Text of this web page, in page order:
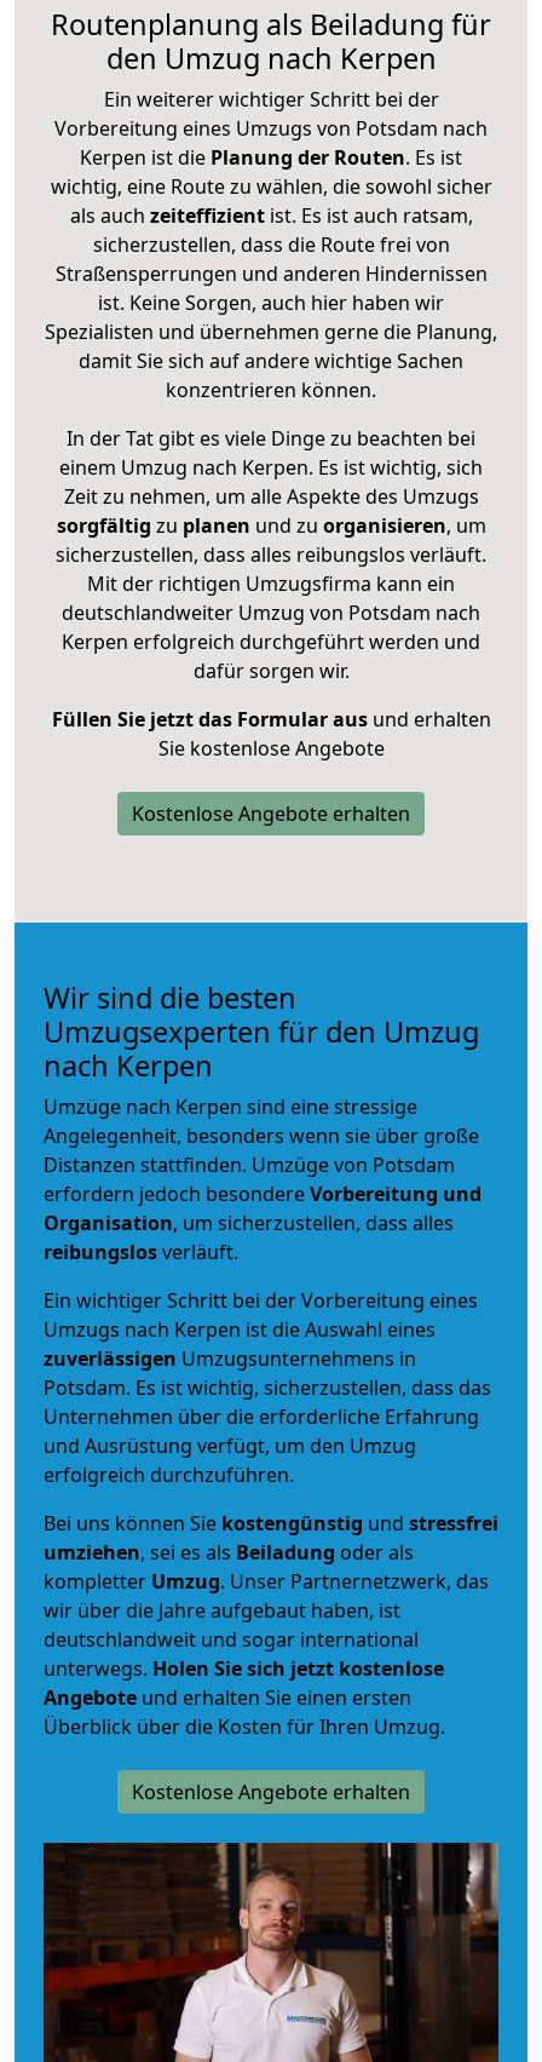
Routenplanung als Beiladung für
den Umzug nach Kerpen
Ein weiterer wichtiger Schritt bei der
Vorbereitung eines Umzugs von Potsdam nach
Kerpen ist die Planung der Routen. Es ist
wichtig, eine Route zu wählen, die sowohl sicher
als auch zeiteffizientist. Es ist auch ratsam,
sicherzustellen, dass die Route frei von
Straßensperrungen und anderen Hindernissen
ist. Keine Sorgen, auch hier haben wir
Spezialisten und übernehmen gerne die Planung,
damit Sie sich auf andere wichtige Sachen
konzentrieren können.
In der Tat gibt es viele Dinge zu beachten bei
einem Umzug nach Kerpen. Es ist wichtig, sich
Zeit zu nehmen, um alle Aspekte des Umzugs
sorgfältig zu planen und zu organisieren, um
sicherzustellen, dass alles reibungslos verläuft.
Mit der richtigen Umzugsfirma kann ein
deutschlandweiter Umzug von Potsdam nach
Kerpen erfolgreich durchgeführt werden und
dafür sorgen wir.
Füllen Sie jetzt das Formular ausund erhalten
Sie kostenlose Angebote
Kostenlose Angebote erhalten
Wir sind die besten
Umzugsexperten für den Umzug
nach Kerpen
Umzüge nach Kerpen sind eine stressige
Angelegenheit, besonders wenn sie über große
Distanzen stattfinden. Umzüge von Potsdam
erfordern jedoch besondereVorbereitung und
Organisation, um sicherzustellen, dass alles
reibungslosverläuft.
Ein wichtiger Schritt bei der Vorbereitung eines
Umzugs nach Kerpen ist die Auswahl eines
zuverlässigen Umzugsunternehmens in
Potsdam. Es ist wichtig, sicherzustellen, dass das
Unternehmen über die erforderliche Erfahrung
und Ausrüstung verfügt, um den Umzug
erfolgreich durchzuführen.
Bei uns können Sie kostengünstig und stressfrei
umziehen, sei es als Beiladung oder als
kompletter Umzug. Unser Partnernetzwerk, das
wir über die Jahre aufgebaut haben, ist
deutschlandweit und sogar international
unterwegs. Holen Sie sich jetzt kostenlose
Angebote und erhalten Sie einen ersten
Überblick über die Kosten für Ihren Umzug.
Kostenlose Angebote erhalten